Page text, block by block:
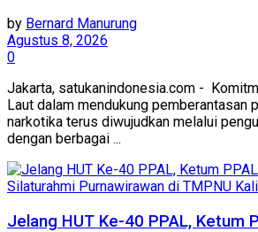
by Bernard Manurung
Agustus 8, 2026
0
Jakarta, satukanindonesia.com -
Laut dalam mendukung pemberantasan
narkotika terus diwujudkan melalui
dengan berbagai ...
Jelang HUT Ke-40 PPAL, Ketum